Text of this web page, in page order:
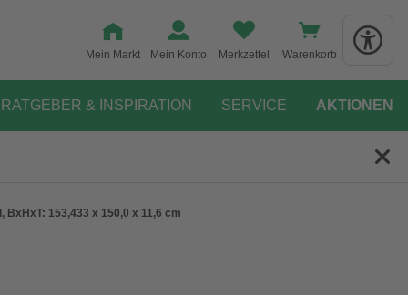
Mein Markt Mein Konto Merkzettel Warenkorb
RATGEBER & INSPIRATION SERVICE AKTIONEN
153,433 x 150,0 x 11,6 cm